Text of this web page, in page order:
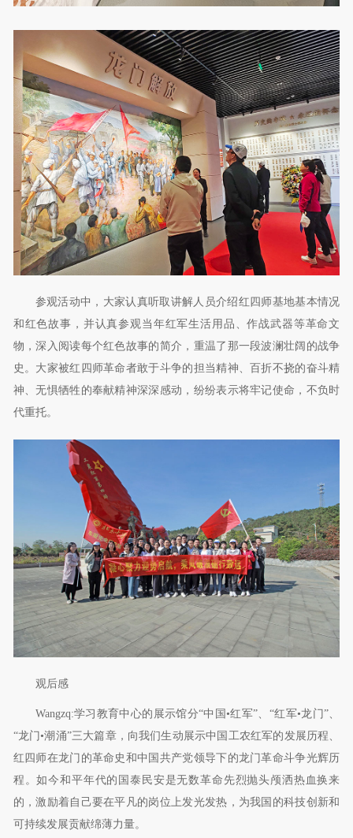
参观活动中，大家认真听取讲解人员介绍红四师基地基本情况
和红色故事，并认真参观当年红军生活用品、作战武器等革命文
物，深入阅读每个红色故事的简介，重温了那一段波澜壮阔的战争
史。大家被红四师革命者敢于斗争的担当精神、百折不挠的奋斗精
神、无惧牺牲的奉献精神深深感动，纷纷表示将牢记使命，不负时
代重托。
观后感
Wangzq:学习教育中心的展示馆分“中国•红军”、“红军•龙门”、
“龙门•潮涌”三大篇章，向我们生动展示中国工农红军的发展历程、
红四师在龙门的革命史和中国共产党领导下的龙门革命斗争光辉历
程。如今和平年代的国泰民安是无数革命先烈抛头颅洒热血换来
的，激励着自己要在平凡的岗位上发光发热，为我国的科技创新和
可持续发展贡献绵薄力量。